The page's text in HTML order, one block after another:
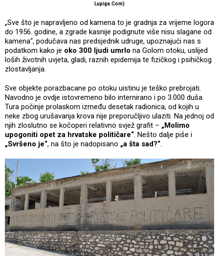
Lupiga.Com)
„Sve što je napravljeno od kamena to je gradnja za vrijeme logora
do 1956. godine, a zgrade kasnije podignute više nisu slagane od
kamena“, podučava nas predsjednik udruge, upoznajući nas s
podatkom kako je oko 300 ljudi umrlo na Golom otoku, uslijed
loših životnih uvjeta, gladi, raznih epidemija te fizičkog i psihičkog
zlostavljanja.
Sve objekte porazbacane po otoku uistinu je teško prebrojati.
Navodno je ovdje istovremeno bilo internirano i po 3.000 duša.
Tura počinje prolaskom između desetak radionica, od kojih u
neke zbog urušavanja krova nije preporučljivo ulaziti. Na jednoj od
njih zloslutno se kočoperi relativno svjež grafit – „Molimo
upogoniti opet za hrvatske političare“. Nešto dalje piše i
„Svršeno je“, na što je nadopisano „a šta sad?“.